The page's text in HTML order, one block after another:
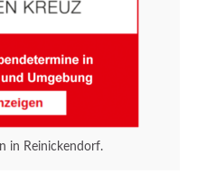
in Reinickendorf.